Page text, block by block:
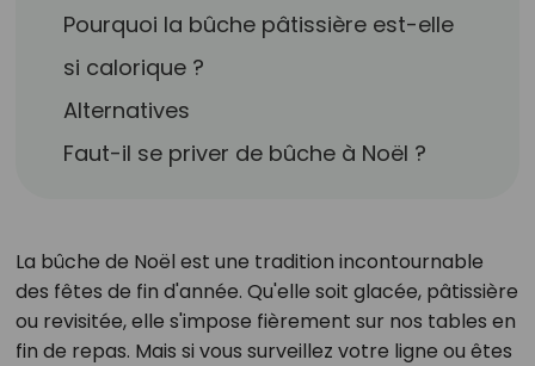
Pourquoi la bûche pâtissière est-elle
si calorique ?
Alternatives
Faut-il se priver de bûche à Noël ?
La bûche de Noël est une tradition incontournable
des fêtes de fin d'année. Qu'elle soit glacée, pâtissière
ou revisitée, elle s'impose fièrement sur nos tables en
fin de repas. Mais si vous surveillez votre ligne ou êtes